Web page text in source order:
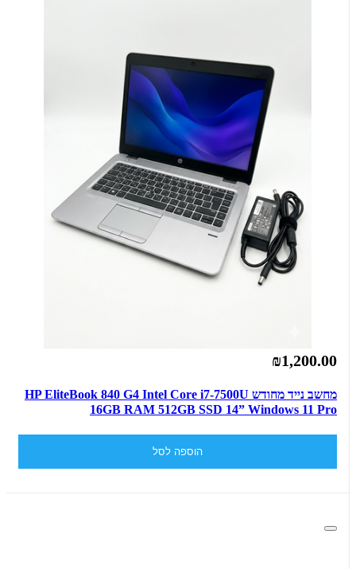
₪1,200.00
מחשב נייד מחודש HP EliteBook 840 G4 Intel Core i7-7500U
16GB RAM 512GB SSD 14” Windows 11 Pro
הוספה לסל